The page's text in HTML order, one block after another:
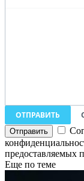
ОТПРАВИТЬ
предоставляемых
Еще по теме